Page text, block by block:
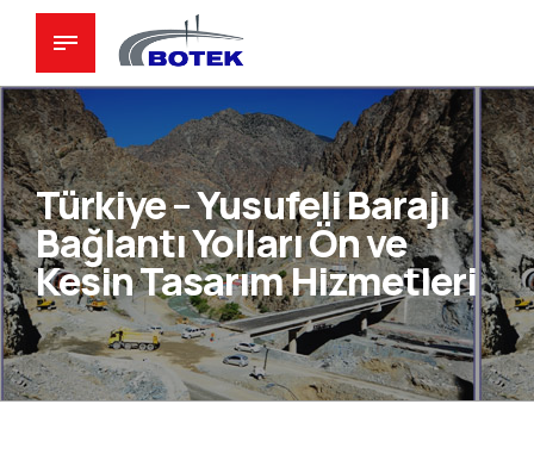
Türkiye – Yusufeli Barajı
Bağlantı Yolları Ön ve
Kesin Tasarım Hizmetleri